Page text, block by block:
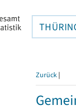
Zurück |